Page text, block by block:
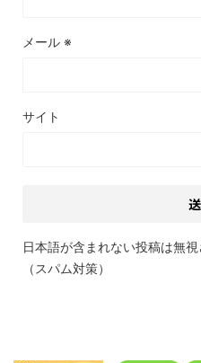
メール ※
サイト
日本語が含まれない投稿は無
（スパム対策）